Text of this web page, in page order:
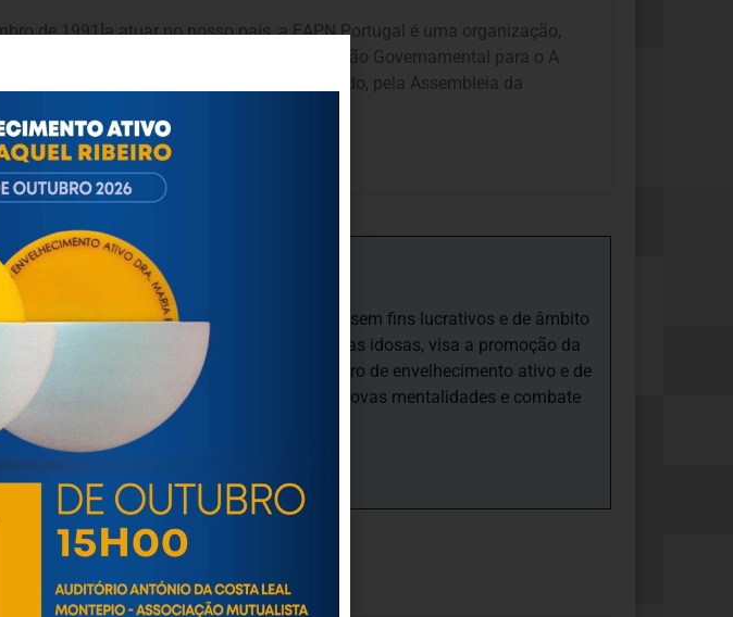
de 1991]a atuar no nosso país, a EAPN Portugal é uma organização,
em 1995, o estatuto de Organização Não Governamental para o A
Núcleos Distritais. Em 2010 foi-lhe atribuído, pela Assembleia da
Particular de Solidariedade Social sem fins lucrativos e de âmbito
inerentes ao envelhecimento e às pessoas idosas, visa a promoção da
segurança das pessoas idosas, num quadro de envelhecimento ativo e de
inclusiva para todas as idades, promove novas mentalidades e combate